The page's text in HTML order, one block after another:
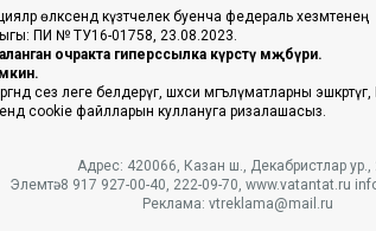
өлкәсендә күзәтчелек буенча федераль хезмәтенең
ПИ № ТУ16-01758, 23.08.2023.
очракта гиперссылка күрсәтү мәҗбүри.
әлеге белдерүгә, шәхси мәгълүматларны эшкәртүгә,
cookie файлларын куллануга ризалашасыз.
Адрес: 420066, Казан ш., Декабристлар ур.,
Элемтә: 8 917 927-00-40, 222-09-70, www.vatantat.ru
Реклама: vtreklama@mail.ru